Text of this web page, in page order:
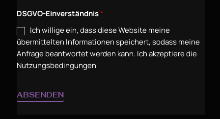
DSGVO-Einverständnis*
Ich willige ein, dass diese Website meine
übermittelten Informationen speichert, sodass meine
Anfrage beantwortet werden kann. Ich akzeptiere die
Nutzungsbedingungen
ABSENDEN